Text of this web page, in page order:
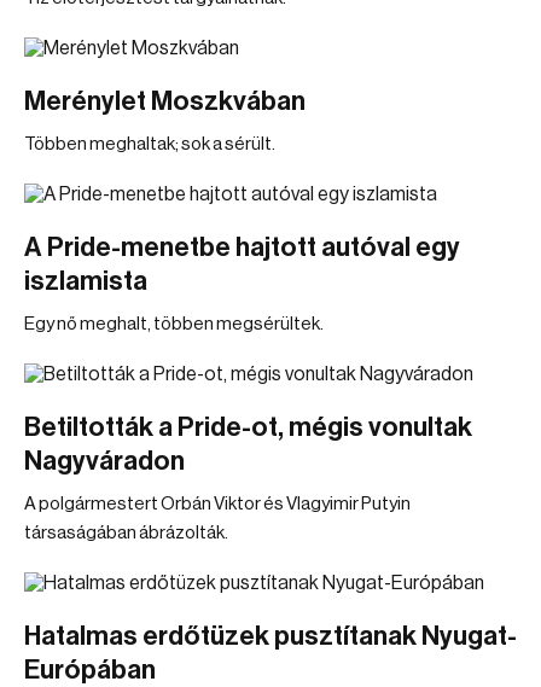
Merénylet Moszkvában
Többen meghaltak; sok a sérült.
A Pride-menetbe hajtott autóval egy
iszlamista
Egy nő meghalt, többen megsérültek.
Betiltották a Pride-ot, mégis vonultak
Nagyváradon
A polgármestert Orbán Viktor és Vlagyimir Putyin
társaságában ábrázolták.
Hatalmas erdőtüzek pusztítanak Nyugat-
Európában